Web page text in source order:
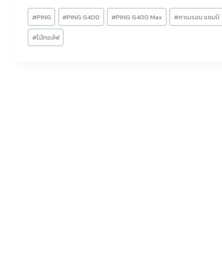
Post
Tags:
#PING #PING G400 #PING G400 Max #คาเมรอน แชมป์
#ไม้กอล์ฟ